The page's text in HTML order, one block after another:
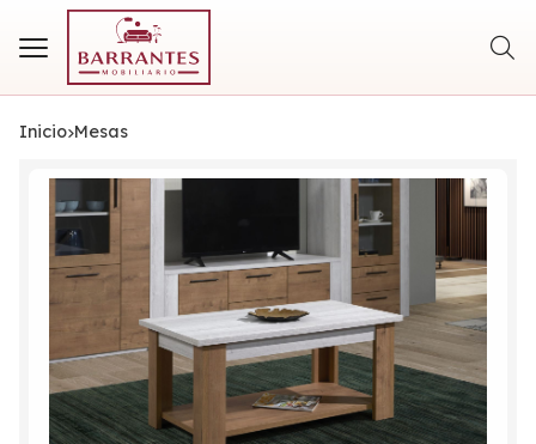
Inicio mesas